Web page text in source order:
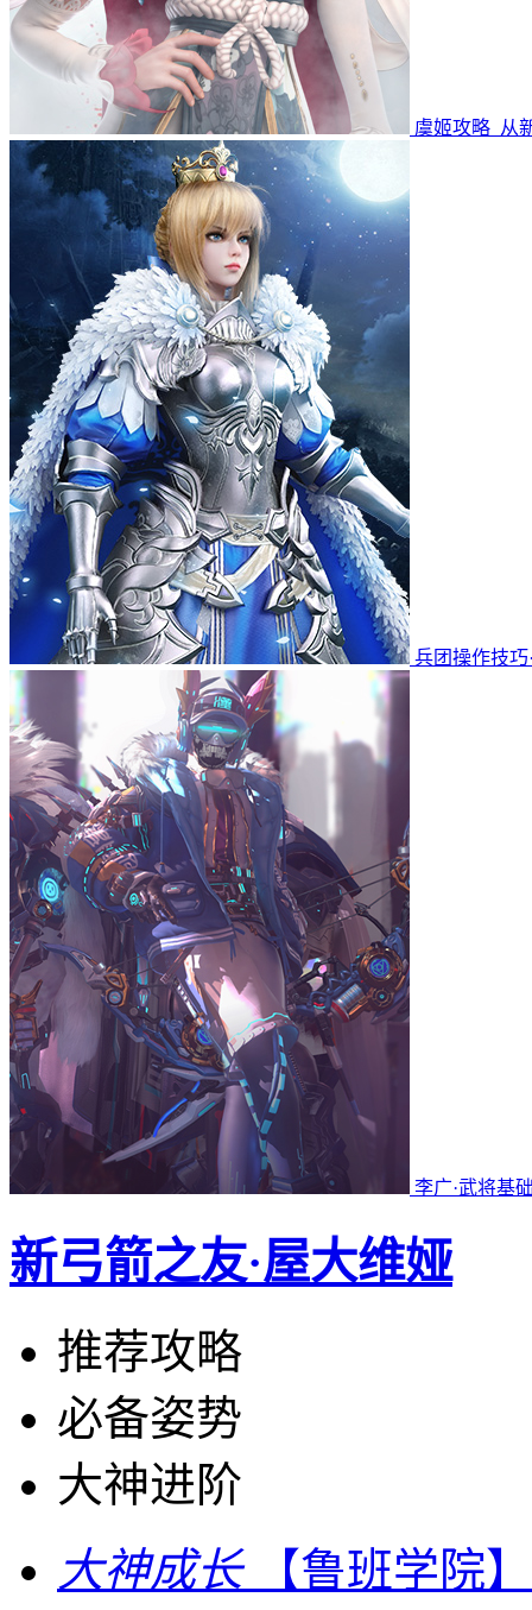
虞姬攻略_从
兵团操作技巧
李广·武将基
新弓箭之友·屋大维娅
推荐攻略
必备姿势
大神进阶
大神成长
【鲁班学院